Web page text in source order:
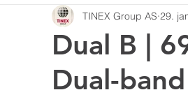
Alpha Wireless Aerials
Kathrein Broadcast Scan
Dual B |
Dual-
TINEX Group AS 29.